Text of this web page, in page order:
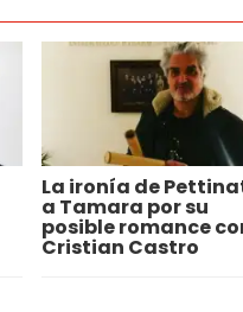
La ironía de
a Tamara por su
posible romance
Cristian Castro